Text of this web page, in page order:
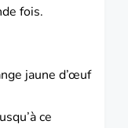
fois.
jaune d’œuf
ce